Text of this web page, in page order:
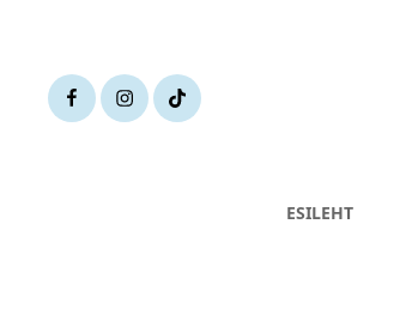
fb
Instagram
TikTok
ESILEHT